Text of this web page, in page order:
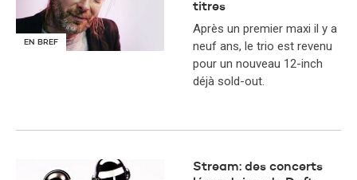
EN BREF
titres
Après un premier maxi il y a
neuf ans, le trio est revenu
pour un nouveau 12-inch
déjà sold-out.
Stream: des concerts